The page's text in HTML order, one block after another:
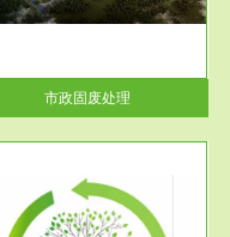
市政固废处理